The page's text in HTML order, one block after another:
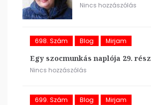
Nincs hozzászólás
698. Szám Blog Mirjam
Egy szocmunkás naplója 29. rész
Nincs hozzászólás
699. Szám Blog Mirjam